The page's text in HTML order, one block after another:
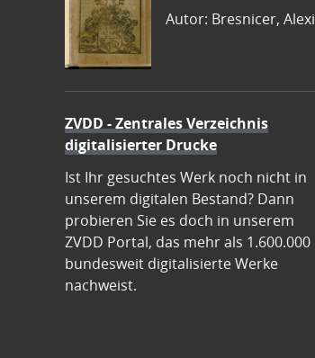
Autor: Bresnicer,
ZVDD - Zentrales Verzeichnis
digitalisierter Drucke
Ist Ihr gesuchtes Werk noch nicht in
unserem digitalen Bestand? Dann
probieren Sie es doch in unserem
ZVDD Portal, das mehr als 1.600.000
bundesweit digitalisierte Werke
nachweist.